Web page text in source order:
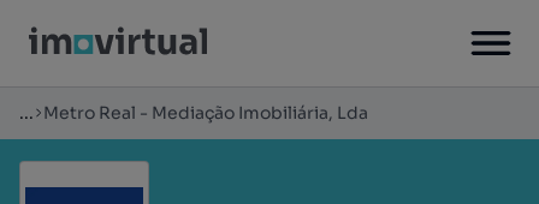
... Metro Real - Mediação Imobiliária, Lda